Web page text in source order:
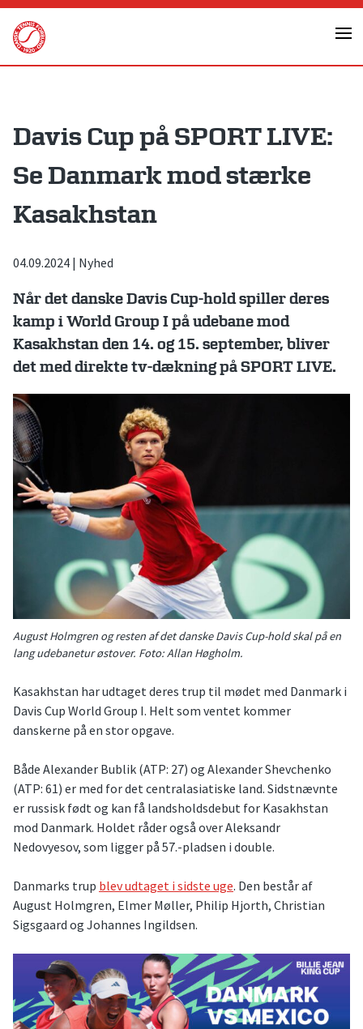
Skip
content
Davis Cup på SPORT LIVE:
Se Danmark mod stærke
Kasakhstan
04.09.2024 | Nyhed
Når det danske Davis Cup-hold spiller deres
kamp i World Group I på udebane mod
Kasakhstan den 14. og 15. september, bliver
det med direkte tv-dækning på SPORT LIVE.
August Holmgren og resten af det danske Davis Cup-hold skal på en
lang udebanetur østover. Foto: Allan Høgholm.
Kasakhstan har udtaget deres trup til mødet med Danmark i
Davis Cup World Group I. Helt som ventet kommer
danskerne på en stor opgave.
Både Alexander Bublik (ATP: 27) og Alexander Shevchenko
(ATP: 61) er med for det centralasiatiske land. Sidstnævnte
er russisk født og kan få landsholdsdebut for Kasakhstan
mod Danmark. Holdet råder også over Aleksandr
Nedovyesov, som ligger på 57.-pladsen i double.
Danmarks trup blev udtaget i sidste uge. Den består af
August Holmgren, Elmer Møller, Philip Hjorth, Christian
Sigsgaard og Johannes Ingildsen.